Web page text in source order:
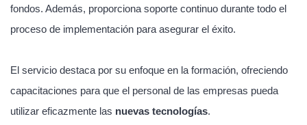
fondos. Además, proporciona soporte continuo durante todo el
proceso de implementación para asegurar el éxito.
El servicio destaca por su enfoque en la formación, ofreciendo
capacitaciones para que el personal de las empresas pueda
utilizar eficazmente las nuevas tecnologías.